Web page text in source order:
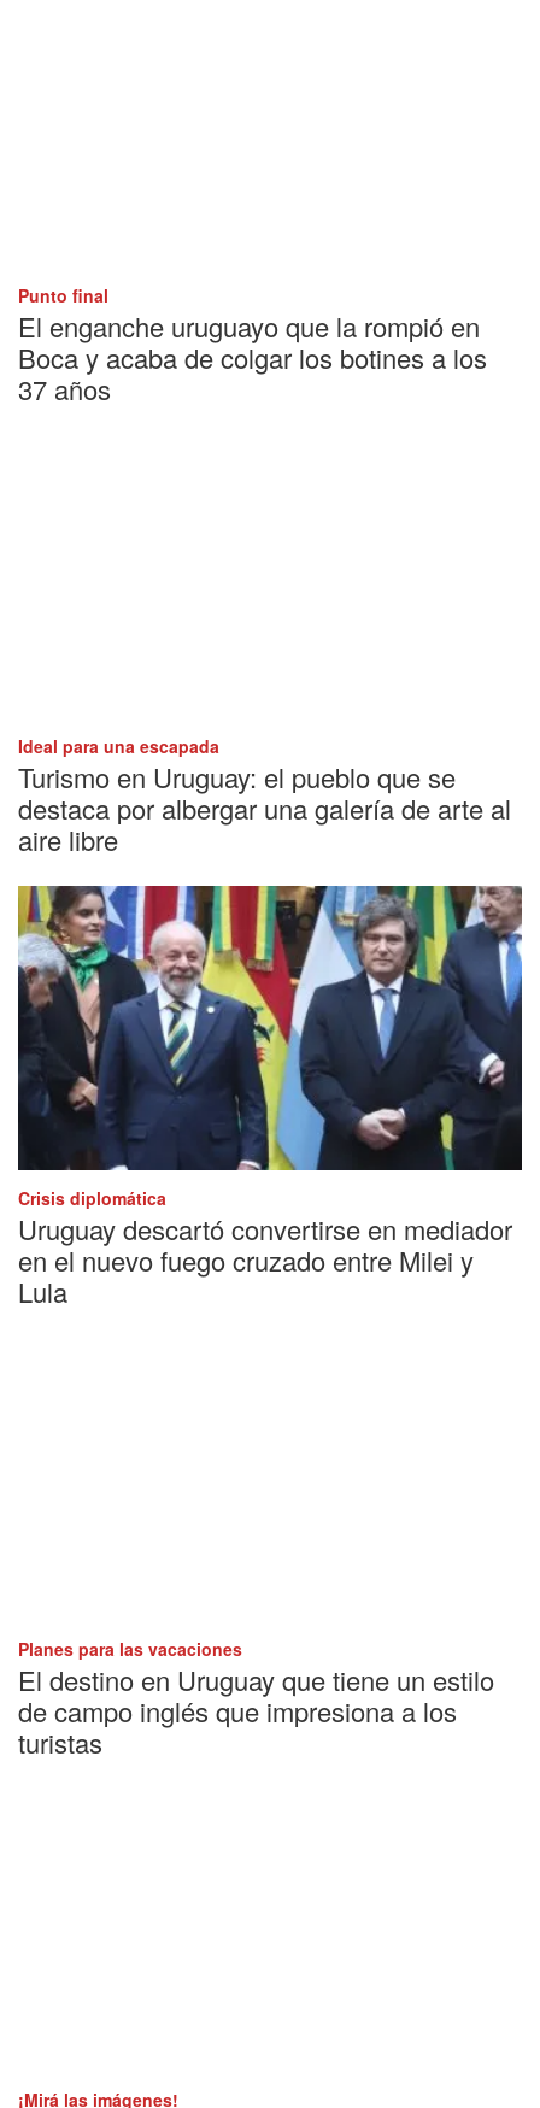
Punto final
El enganche uruguayo que la rompió en
Boca y acaba de colgar los botines a los
37 años
Ideal para una escapada
Turismo en Uruguay: el pueblo que se
destaca por albergar una galería de arte al
aire libre
Crisis diplomática
Uruguay descartó convertirse en mediador
en el nuevo fuego cruzado entre Milei y
Lula
Planes para las vacaciones
El destino en Uruguay que tiene un estilo
de campo inglés que impresiona a los
turistas
¡Mirá las imágenes!